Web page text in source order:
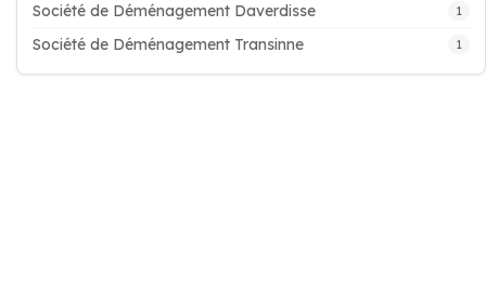
Société de Déménagement Daverdisse
1
Société de Déménagement Transinne 1